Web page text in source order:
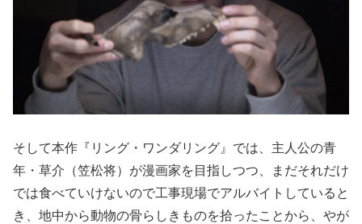
そして本作『リング・ワンダリング』では、主人公の青
年・草介（笠松将）が漫画家を目指しつつ、まだそれだけ
では食べていけないので工事現場でアルバイトしていると
き、地中から動物の骨らしきものを拾ったことから、やが